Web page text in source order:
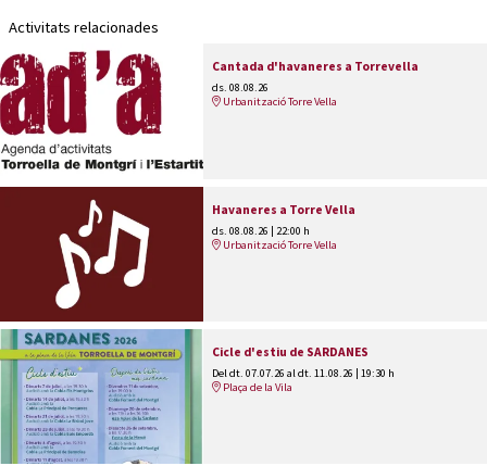
Activitats relacionades
Cantada d'havaneres a Torrevella
ds. 08.08.26
Urbanització Torre Vella
Havaneres a Torre Vella
ds. 08.08.26 | 22:00 h
Urbanització Torre Vella
Cicle d'estiu de SARDANES
Del dt. 07.07.26 al dt. 11.08.26 | 19:30 h
Plaça de la Vila